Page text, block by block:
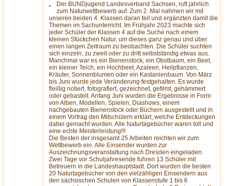
Der BUNDjugend Landesverband Sachsen, ruft jährlich
zum Naturwettbewerb auf. Zum 2. Mal nahmen wir mit
unseren beiden 4. Klassen daran teil und ergänzten damit die
Themen im Sachunterricht. Im Frühjahr 2023 machte sich
jeder Schüler der Klassen 4 auf die Suche nach einem
kleinen Stückchen Natur, um dieses ganz genau und über
einen langen Zeitraum zu beobachten. Die Schüler suchten
sich einzeln, zu zweit oder zu dritt selbstständig etwas aus.
Manchmal war es ein Bienenstock, ein Obstbaum, ein Beet,
ein kleiner Teich, ein Hochbeet, Azaleen, Heilpflanzen,
Kräuter, Sonnenblumen oder ein Kastanienbaum. Von März
bis Juni wurde jede Veränderung festgehalten. Es wurde
fleißig notiert, fotografiert, gezeichnet, gefilmt, gehämmert
oder gebastelt. Anfang Juni wurden die Ergebnisse in Form
von Alben, Modellen, Spielen, Diashows, einem
nachgebauten Bienenstock oder Büchern ausgestellt und in
einem Vortrag den Mitschülern erklärt, welche Entdeckungen
dabei gemacht wurden. Alle Naturtagebücher waren toll und
eine echte Meisterleistung!!!
Die Besten der insgesamt 25 Arbeiten reichten wir zum
Wettbewerb ein. Alle Einsender wurden zur
Auszeichnungsveranstaltung nach Dresden eingeladen.
Zwei Tage vor Schuljahresende fuhren 13 Schüler mit
Betreuern in die Landeshauptstadt. Dort wurden die besten
20 Naturtagebücher von den vielzähligen Einsendern aus
den sächsischen Schulen von Klassenstufe 1 bis 6